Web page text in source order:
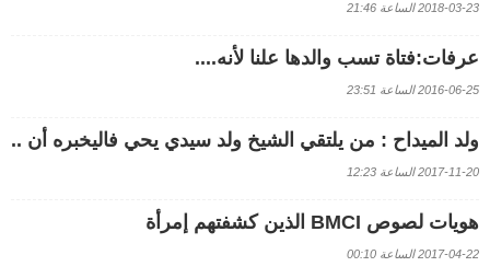
2018-03-23 الساعة 21:46
عرفات:فتاة تسب والدها علنا لأنه....
2016-06-25 الساعة 23:51
ولد الميداح : من يلتقي الشيخ ولد سيدي يحي فاليخبره أن ..
2017-11-20 الساعة 12:23
هويات لصوص BMCI الذين كشفتهم إمرأة
2017-04-22 الساعة 00:10